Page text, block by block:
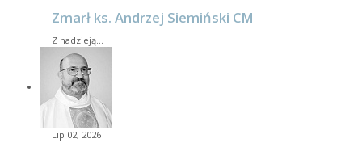
Zmarł ks. Andrzej Siemiński CM
Z nadzieją…
Lip 02, 2026